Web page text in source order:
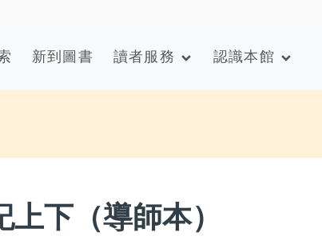
新到圖書 讀者服務 認識本館
下（導師本）